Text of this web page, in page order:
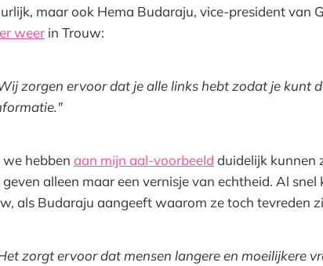
maar ook Hema Budaraju, vice-president van
weer in Trouw:
zorgen ervoor dat je alle links hebt zodat je kunt
we hebben aan mijn aal-voorbeeld duidelijk kunnen
geven alleen maar een vernisje van echtheid. Al
als Budaraju aangeeft waarom ze toch tevreden
zorgt ervoor dat mensen langere en moeilijkere